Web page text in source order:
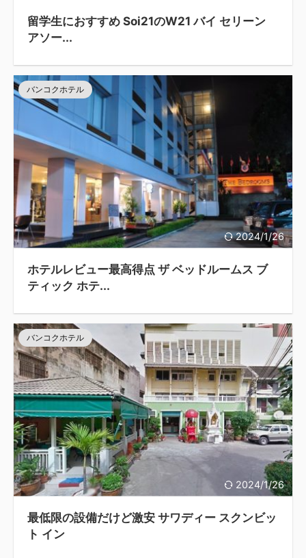
留学生におすすめ Soi21のW21 バイ セリーン
アソー...
2024/1/26
バンコクホテル
ホテルレビュー最高得点 ザ ベッドルームス ブ
ティック ホテ...
2024/1/26
バンコクホテル
最低限の設備だけど激安 サワディー スクンビッ
ト イン